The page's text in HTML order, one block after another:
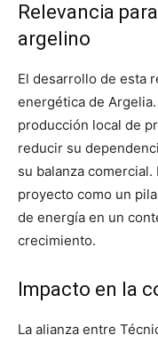
Relevancia
argelino
El desarrollo de esta
energética de
producción local de
reducir su
su balanza
proyecto como un
de energía en un
crecimiento.
Impacto en la
La alianza entre